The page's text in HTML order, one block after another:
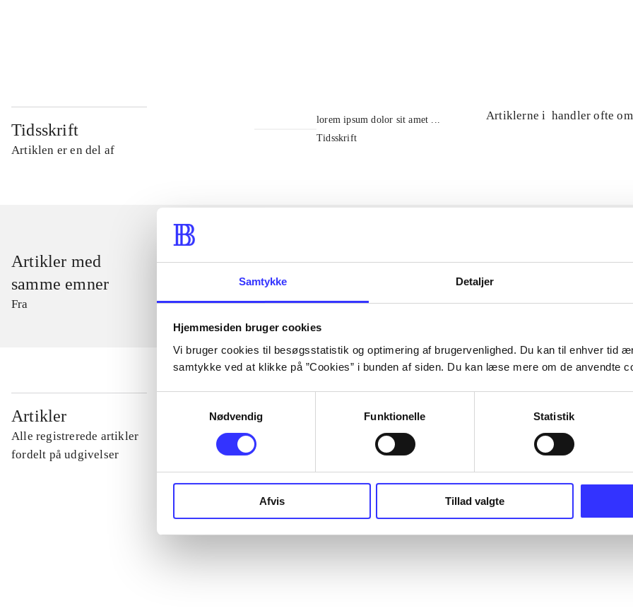
Samtykke Detaljer
Hjemmesiden bruger cookies
Vi bruger cookies til besøgsstatistik og optimering af brugervenlighed. Du kan til enhver tid
samtykke ved at klikke på ”Cookies” i bunden af siden. Du kan læse mere om de anvendte
Nødvendig
Funktionelle Statistik
Afvis Tillad valgte
Tidsskrift
Artiklen er en del af
lorem ipsum dolor sit amet ...
Tidsskrift
Artiklerne i handler ofte om
Artikler med
samme emner
Fra
Artikler
Alle registrerede artikler
fordelt på udgivelser
...